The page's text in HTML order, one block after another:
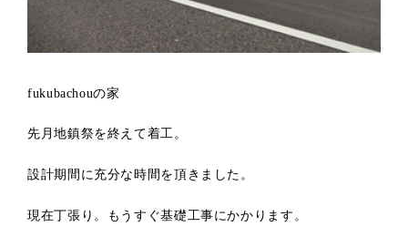
fukubachouの家
先月地鎮祭を終えて着工。
設計期間に充分な時間を頂きました。
現在丁張り。もうすぐ基礎工事にかかります。